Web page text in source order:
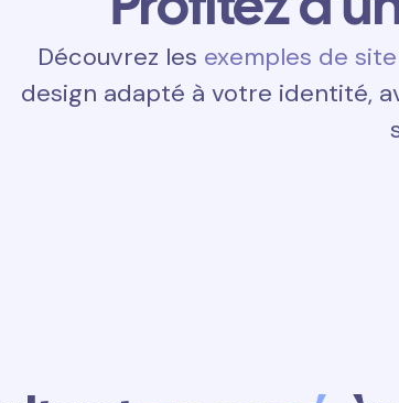
Découvrez les exemples de
design adapté à votre identité,